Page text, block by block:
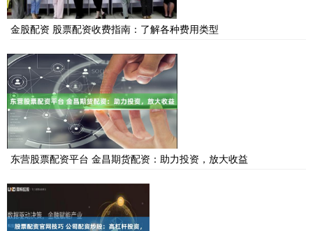
金股配资 股票配资收费指南：了解各种费用类型
东营股票配资平台 金昌期货配资：助力投资，放大收益